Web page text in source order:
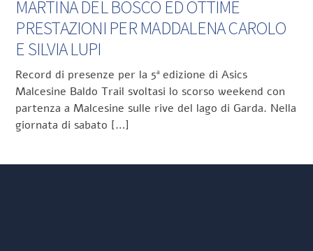
MARTINA DEL BOSCO ED OTTIME
PRESTAZIONI PER MADDALENA CAROLO
E SILVIA LUPI
Record di presenze per la 5ª edizione di Asics
Malcesine Baldo Trail svoltasi lo scorso weekend con
partenza a Malcesine sulle rive del lago di Garda. Nella
giornata di sabato […]